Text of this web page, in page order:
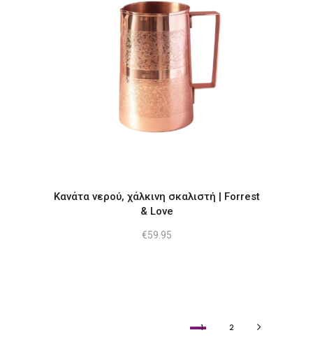
Κανάτα νερού, χάλκινη σκαλιστή | Forrest
& Love
€59.95
1 2